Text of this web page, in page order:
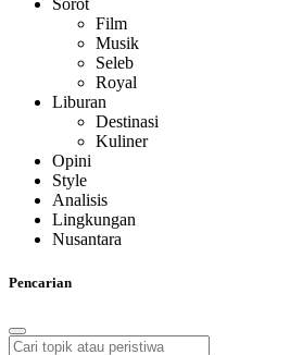
Sorot
Film
Musik
Seleb
Royal
Liburan
Destinasi
Kuliner
Opini
Style
Analisis
Lingkungan
Nusantara
Pencarian